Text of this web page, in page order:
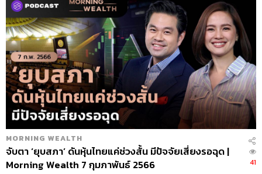
MORNING WEALTH
จับตา ‘ยุบสภา’ ดันหุ้นไทยแค่ช่วงสั้น มีปัจจัยเสี่ยงรอฉุด |
Morning Wealth 7 กุมภาพันธ์ 2566
41